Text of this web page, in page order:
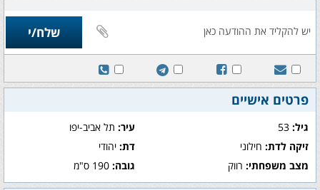
פרטים אישיים
גיל: עיר:תל אביב-יפו
זיקה לדת: חילוני דת:יהודי
מצב משפחתי: רווק גובה:190 ס"מ